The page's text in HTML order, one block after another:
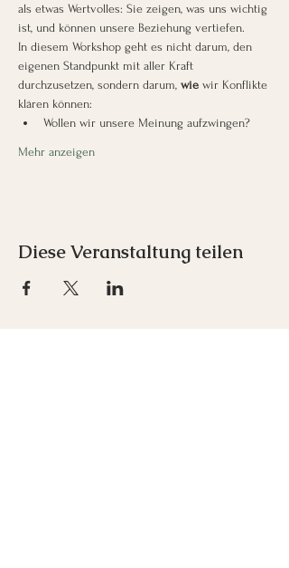
als etwas Wertvolles: Sie zeigen, was uns wichtig
ist, und können unsere Beziehung vertiefen.
In diesem Workshop geht es nicht darum, den
eigenen Standpunkt mit aller Kraft
durchzusetzen, sondern darum, wie wir Konflikte
klären können:
Wollen wir unsere Meinung aufzwingen?
Mehr anzeigen
Diese Veranstaltung teilen